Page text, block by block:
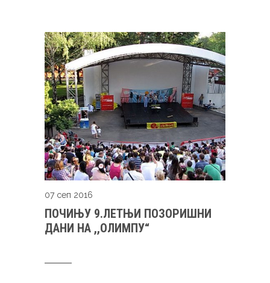
07 сеп 2016
ПОЧИЊУ 9.ЛЕТЊИ ПОЗОРИШНИ
ДАНИ НА ,,ОЛИМПУ“